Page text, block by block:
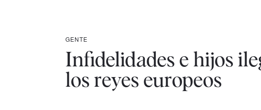
GENTE
Infidelidades e hijos
los reyes europeos